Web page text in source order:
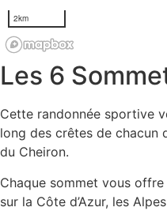
Les 6
Cette randonnée sportive
long des crêtes de chacun
du Cheiron.
Chaque sommet vous
sur la Côte d’Azur, les